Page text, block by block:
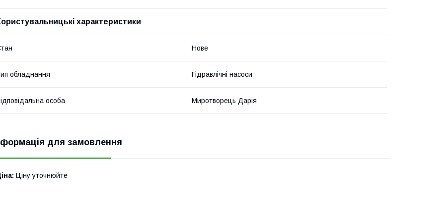
характеристики
Нове
обладнання Гідравлічні насоси
особа Миротворець Дарія
для замовлення
Ціну уточнюйте